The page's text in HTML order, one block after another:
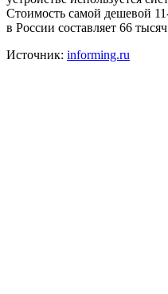
Стоимость самой дешевой
в России составляет 66
Источник: informing.ru